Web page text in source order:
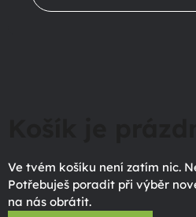
Ve tvém košíku není zatím nic.
Potřebuješ poradit při výběr
na nás obrátit.